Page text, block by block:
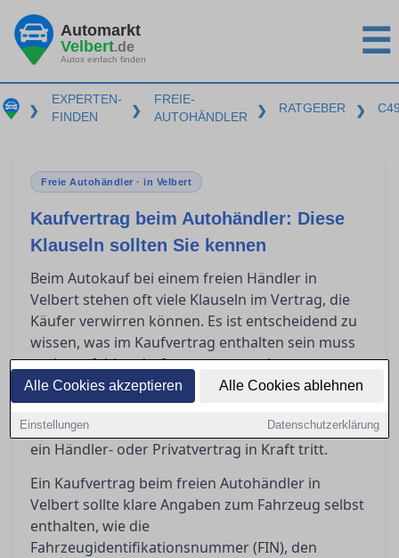
Alle Cookies akzeptieren Alle Cookies ablehnen
Einstellungen Datenschutzerklärung
Automarkt
Velbert.de
Autos einfach finden ☰
❯
EXPERTEN-
FINDEN
❯
FREIE-
AUTOHÄNDLER
❯ RATGEBER ❯
Freie Autohändler · in Velbert
Kaufvertrag beim Autohändler: Diese
Klauseln sollten Sie kennen
Beim Autokauf bei einem freien Händler in
Velbert stehen oft viele Klauseln im Vertrag, die
Käufer verwirren können. Es ist entscheidend zu
wissen, was im Kaufvertrag enthalten sein muss
und was fehlen darf, um unangenehme
Überraschungen zu vermeiden. Dieser Artikel gibt
Aufschluss darüber, was der
Gewährleistungsausschluss bedeutet und wann
ein Händler- oder Privatvertrag in Kraft tritt.
Ein Kaufvertrag beim freien Autohändler in
Velbert sollte klare Angaben zum Fahrzeug selbst
enthalten, wie die
Fahrzeugidentifikationsnummer (FIN), den